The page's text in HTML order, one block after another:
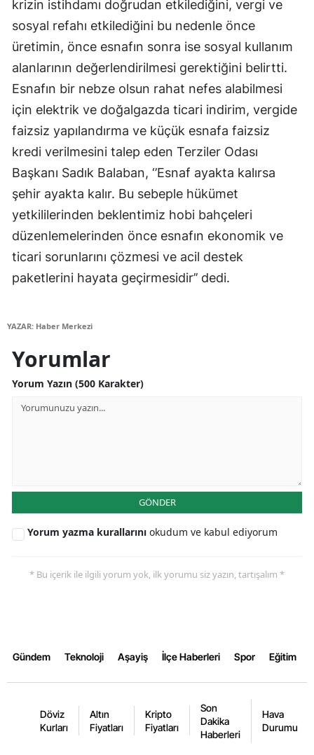
Trabzon
Şanlıurfa
Uşak
Van
Yozgat
Zonguldak
Aksaray
Bayburt
Kilis
Düzce
krizin istihdamı doğrudan etkilediğini, vergi ve
sosyal refahı etkilediğini bu nedenle önce
üretimin, önce esnafın sonra ise sosyal kullanım
alanlarının değerlendirilmesi gerektiğini belirtti.
Esnafın bir nebze olsun rahat nefes alabilmesi
için elektrik ve doğalgazda ticari indirim, vergide
faizsiz yapılandırma ve küçük esnafa faizsiz
kredi verilmesini talep eden Terziler Odası
Başkanı Sadık Balaban, ‘’Esnaf ayakta kalırsa
şehir ayakta kalır. Bu sebeple hükümet
yetkililerinden beklentimiz hobi bahçeleri
düzenlemelerinden önce esnafın ekonomik ve
ticari sorunlarını çözmesi ve acil destek
paketlerini hayata geçirmesidir’’ dedi.
YAZAR: Haber Merkezi
Yorumlar
Yorum Yazın (500 Karakter)
GÖNDER
Yorum yazma kurallarını okudum ve kabul ediyorum
* Bu içerik ile ilgili yorum yok, ilk yorumu siz yazın, tartışalım *
Gündem Teknoloji Aşayiş İlçe Haberleri Spor Eğitim
Döviz
Kurları
Altın
Fiyatları
Kripto
Fiyatları
Son
Dakika
Haberleri
Hava
Durumu